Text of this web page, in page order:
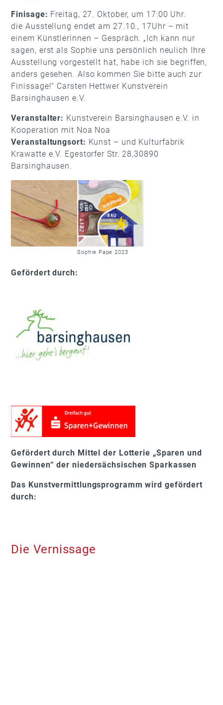
Finisage: Freitag, 27. Oktober, um 17:00 Uhr.
die Ausstellung endet am 27.10., 17Uhr – mit
einem Künstlerinnen – Gespräch. „Ich kann nur
sagen, erst als Sophie uns persönlich neulich Ihre
Ausstellung vorgestellt hat, habe ich sie begriffen,
anders gesehen. Also kommen Sie bitte auch zur
Finissage!“ Carsten Hettwer Kunstverein
Barsinghausen e.V.
Veranstalter: Kunstverein Barsinghausen e.V. in
Kooperation mit Noa Noa
Veranstaltungsort: Kunst – und Kulturfabrik
Krawatte e.V. Egestorfer Str. 28,30890
Barsinghausen.
Sophie Pape 2023
Gefördert durch:
Gefördert durch Mittel der Lotterie „Sparen und
Gewinnen“ der niedersächsischen Sparkassen
Das Kunstvermittlungsprogramm wird gefördert
durch:
Die Vernissage